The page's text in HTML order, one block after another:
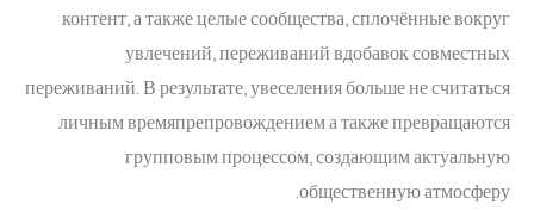
контент, а также целые сообщества, сплочённые вокруг
увлечений, переживаний вдобавок совместных
переживаний. В результате, увеселения больше не считаться
личным времяпрепровождением а также превращаются
групповым процессом, создающим актуальную
общественную атмосферу.